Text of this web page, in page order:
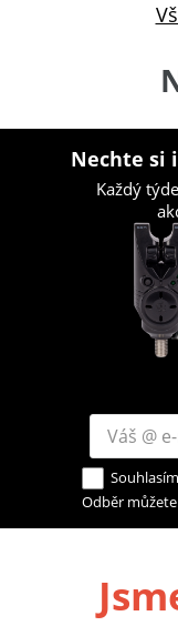
Nechte si
Každý
Odběr